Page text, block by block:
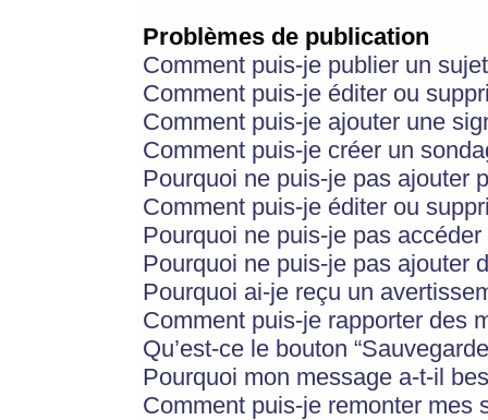
Problèmes de publication
Comment puis-je publier un
Comment puis-je éditer ou
Comment puis-je ajouter une
Comment puis-je créer un
Pourquoi ne puis-je pas ajouter
Comment puis-je éditer ou
Pourquoi ne puis-je pas
Pourquoi ne puis-je pas ajouter
Pourquoi ai-je reçu un
Comment puis-je rapporter des
Qu’est-ce le bouton
Pourquoi mon message a-t-il
Comment puis-je remonter mes